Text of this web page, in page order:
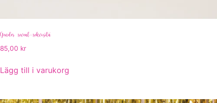
Gender reveal-rekvisita
85,00 kr
Lägg till i varukorg